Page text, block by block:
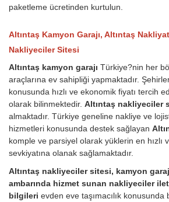
paketleme ücretinden kurtulun.
Altıntaş Kamyon Garajı, Altıntaş
Nakliyeciler Sitesi
Altıntaş kamyon garajı Türkiye?nin her
araçlarına ev sahipliği yapmaktadır.
konusunda hızlı ve ekonomik fiyatı tercih
olarak bilinmektedir. Altıntaş nakliyeciler
almaktadır. Türkiye geneline nakliye ve
hizmetleri konusunda destek sağlayan
komple ve parsiyel olarak yüklerin en hızlı
sevkiyatına olanak sağlamaktadır.
Altıntaş nakliyeciler sitesi, kamyon
ambarında hizmet sunan nakliyeciler
bilgileri evden eve taşımacılık konusunda